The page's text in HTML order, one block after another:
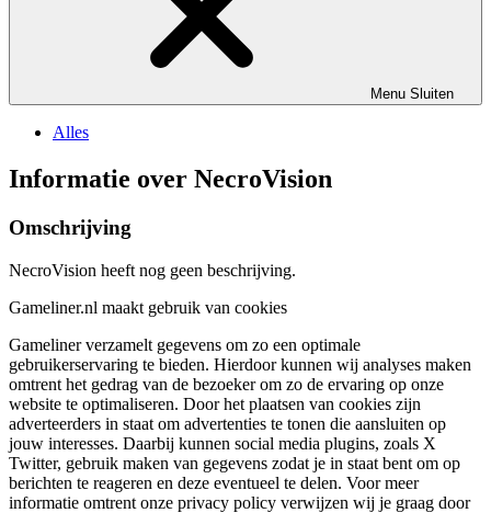
Menu Sluiten
Alles
Informatie over NecroVision
Omschrijving
NecroVision heeft nog geen beschrijving.
Gameliner.nl maakt gebruik van cookies
Gameliner verzamelt gegevens om zo een optimale
gebruikerservaring te bieden. Hierdoor kunnen wij analyses maken
omtrent het gedrag van de bezoeker om zo de ervaring op onze
website te optimaliseren. Door het plaatsen van cookies zijn
adverteerders in staat om advertenties te tonen die aansluiten op
jouw interesses. Daarbij kunnen social media plugins, zoals X
Twitter, gebruik maken van gegevens zodat je in staat bent om op
berichten te reageren en deze eventueel te delen. Voor meer
informatie omtrent onze privacy policy verwijzen wij je graag door